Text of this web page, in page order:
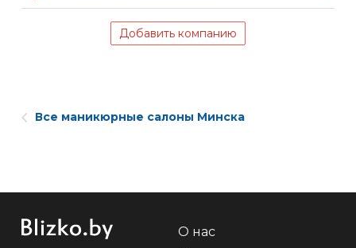
Добавить компанию
Все маникюрные салоны Минска
О нас